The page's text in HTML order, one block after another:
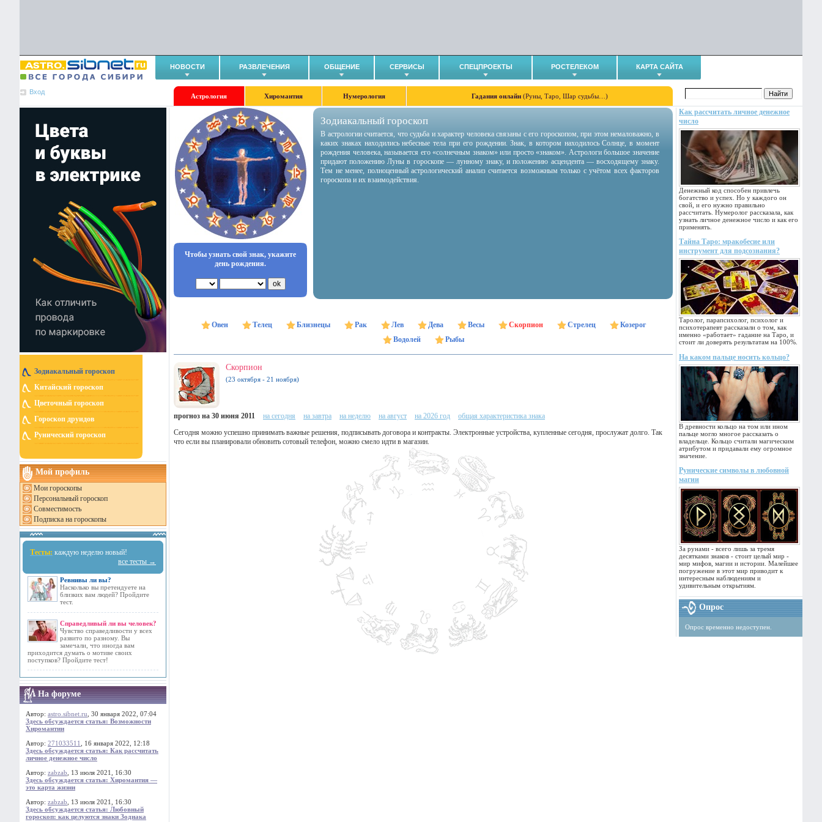
НОВОСТИ РАЗВЛЕЧЕНИЯ ОБЩЕНИЕ СЕРВИСЫ СПЕЦПРОЕКТЫ РОСТЕЛЕКОМ КАРТА САЙТА
Вход
Астрология Хиромантия Нумерология Гадания онлайн (Руны, Таро, Шар судьбы…)
Зодиакальный гороскоп
Китайский гороскоп
Цветочный гороскоп
Гороскоп друидов
Рунический гороскоп
Мой профиль
Мои гороскопы
Персональный гороскоп
Совместимость
Подписка на гороскопы
Тесты: каждую неделю новый!
все тесты →
Ревнивы ли вы?
Насколько вы претендуете на
близких вам людей? Пройдите
тест.
Справедливый ли вы человек?
Чувство справедливости у всех
развито по разному. Вы
замечали, что иногда вам
приходится думать о мотиве своих
поступков? Пройдите тест!
На форуме
Автор: astro.sibnet.ru , 30 января 2022, 07:04
Здесь обсуждается статья: Возможности
Хиромантии
Автор: 271033511
, 16 января 2022, 12:18
Здесь обсуждается статья: Как рассчитать
личное денежное число
Автор: zabzab , 13 июля 2021, 16:30
Здесь обсуждается статья: Хиромантия —
это карта жизни
Автор: zabzab , 13 июля 2021, 16:30
Здесь обсуждается статья: Любовный
гороскоп: как целуются знаки Зодиака
Как рассчитать личное денежное
число
Денежный код способен привлечь
богатство и успех. Но у каждого он
свой, и его нужно правильно
рассчитать. Нумеролог рассказала, как
узнать личное денежное число и как его
применять.
Тайна Таро: мракобесие или
инструмент для подсознания?
Таролог, парапсихолог, психолог и
психотерапевт рассказали о том, как
именно «работает» гадание на Таро, и
стоит ли доверять результатам на 100%.
На каком пальце носить кольцо?
В древности кольцо на том или ином
пальце могло многое рассказать о
владельце. Кольцо считали магическим
атрибутом и придавали ему огромное
значение.
Рунические символы в любовной
магии
За рунами - всего лишь за тремя
десятками знаков - стоит целый мир -
мир мифов, магии и истории. Малейшее
погружение в этот мир приводит к
интересным наблюдениям и
удивительным открытиям.
Опрос
Опрос временно недоступен.
Чтобы узнать свой знак, укажите
день рождения.
Зодиакальный гороскоп
В астрологии считается, что судьба и характер человека связаны с его гороскопом, при этом немаловажно, в
каких знаках находились небесные тела при его рождении. Знак, в котором находилось Солнце, в момент
рождения человека, называется его «солнечным знаком» или просто «знаком». Астрологи большое значение
придают положению Луны в гороскопе — лунному знаку, и положению асцендента — восходящему знаку.
Тем не менее, полноценный астрологический анализ считается возможным только с учётом всех факторов
гороскопа и их взаимодействия.
Овен Телец Близнецы Рак Лев Дева Весы Скорпион Стрелец
Козерог
Водолей
Рыбы
Скорпион
(23 октября - 21 ноября)
прогноз на 30 июня 2011 на сегодня на завтра на неделю на август на 2026 год
общая характеристика знака
Сегодня можно успешно принимать важные решения, подписывать договора и контракты. Электронные устройства, купленные сегодня, прослужат долго. Так
что если вы планировали обновить сотовый телефон, можно смело идти в магазин.